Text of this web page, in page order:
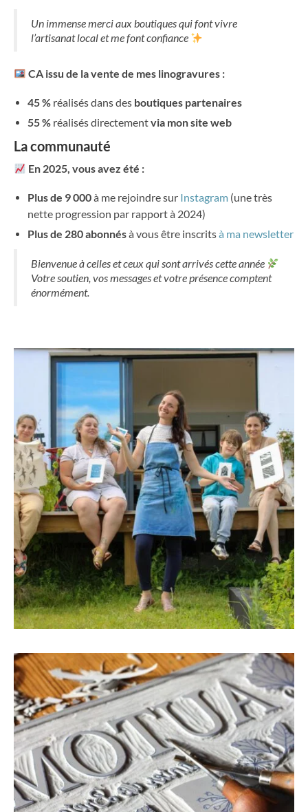
Un immense merci aux boutiques qui font vivre
l’artisanat local et me font confiance
CA issu de la vente de mes linogravures :
45 % réalisés dans des boutiques partenaires
55 % réalisés directementvia mon site web
La communauté
En 2025, vous avez été :
Plus de 9 000à me rejoindre sur Instagram (une très
nette progression par rapport à 2024)
Plus de 280 abonnésà vous être inscritsà ma newsletter
Bienvenue à celles et ceux qui sont arrivés cette année
Votre soutien, vos messages et votre présence comptent
énormément.